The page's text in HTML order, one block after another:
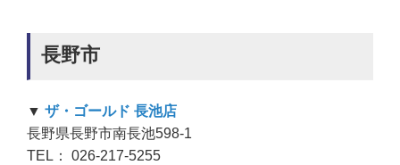
長野市
▼ ザ・ゴールド 長池店
長野県長野市南長池598-1
TEL： 026-217-5255